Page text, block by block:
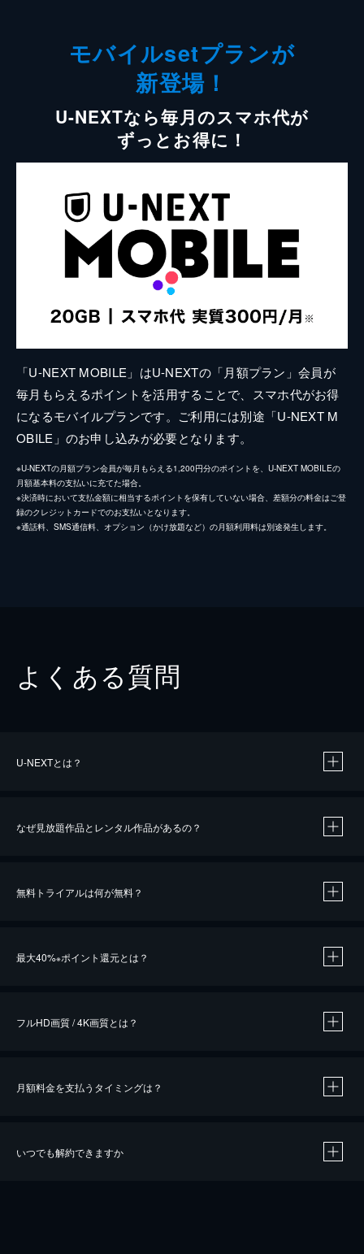
モバイルsetプランが
新登場！
U-NEXTなら毎月のスマホ代が
ずっとお得に！
「U-NEXT MOBILE」はU-NEXTの「月額プラン」会員が
毎月もらえるポイントを活用することで、スマホ代がお得
になるモバイルプランです。ご利用には別途「U-NEXT M
OBILE」のお申し込みが必要となります。
※U-NEXTの月額プラン会員が毎月もらえる1,200円分のポイントを、U-NEXT MOBILEの
月額基本料の支払いに充てた場合。
※決済時において支払金額に相当するポイントを保有していない場合、差額分の料金はご登
録のクレジットカードでのお支払いとなります。
※通話料、SMS通信料、オプション（かけ放題など）の月額利用料は別途発生します。
よくある質問
U-NEXTとは？
なぜ見放題作品とレンタル作品があるの？
無料トライアルは何が無料？
最大40%※ポイント還元とは？
※40％ポイント還元の対象は、クレジットカード決済による作品の購入 / レンタルです。
フルHD画質 / 4K画質とは？
月額料金を支払うタイミングは？
いつでも解約できますか